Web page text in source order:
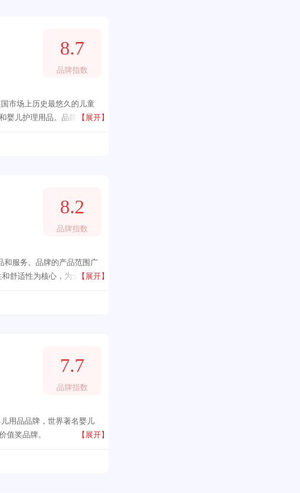
8.7
品牌指数
市场上历史最悠久的儿童
婴儿护理用品。品牌以创新
【展开】
8.2
品牌指数
和服务。品牌的产品范围广
舒适性为核心，为全球的
【展开】
7.7
品牌指数
用品品牌，世界著名婴儿
值奖品牌。
【展开】